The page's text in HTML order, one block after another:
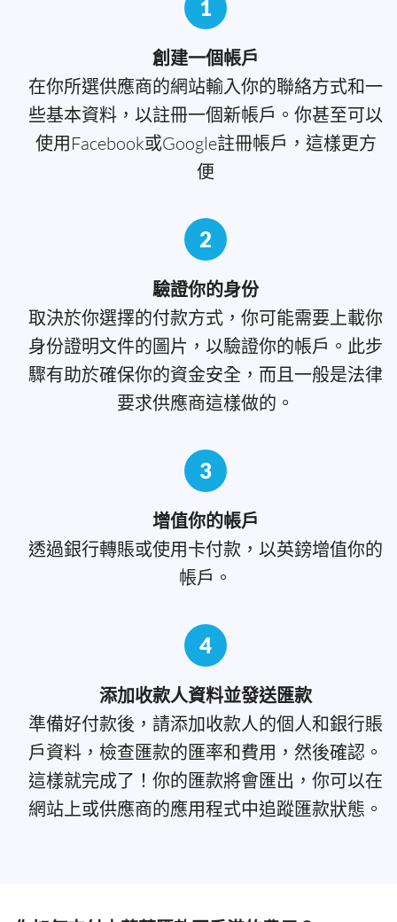
1
創建一個帳戶
在你所選供應商的網站輸入你的聯絡方式和一
些基本資料，以註冊一個新帳戶。你甚至可以
使用Facebook或Google註冊帳戶，這樣更方
便
2
驗證你的身份
取決於你選擇的付款方式，你可能需要上載你
身份證明文件的圖片，以驗證你的帳戶。此步
驟有助於確保你的資金安全，而且一般是法律
要求供應商這樣做的。
3
增值你的帳戶
透過銀行轉賬或使用卡付款，以英鎊增值你的
帳戶。
4
添加收款人資料並發送匯款
準備好付款後，請添加收款人的個人和銀行賬
戶資料，檢查匯款的匯率和費用，然後確認。
這樣就完成了！你的匯款將會匯出，你可以在
網站上或供應商的應用程式中追蹤匯款狀態。